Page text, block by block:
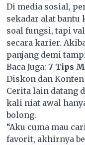
Di media sosial,
sekadar alat
soal fungsi, tapi
secara karier.
panjang demi
Baca Juga: 7 Tips
Diskon dan Konten
Cerita lain datang
kali niat awal
bolong.
“Aku cuma mau
favorit, akhirnya